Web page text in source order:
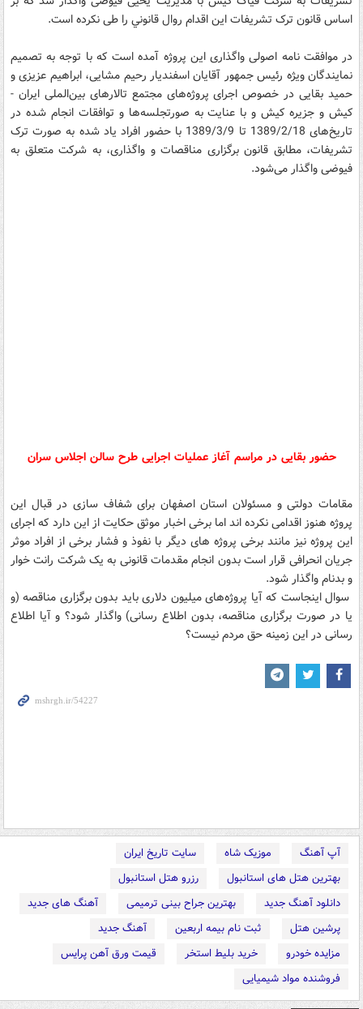
اساس قانون ترک تشريفات اين اقدام روال قانوني را طی نكرده است.
در موافقت نامه اصولی واگذاری این پروژه آمده است که با توجه به تصمیم
نمایندگان ویژه رئیس جمهور آقایان اسفندیار رحیم مشایی، ابراهیم عزیزی و
حمید بقایی در خصوص اجرای پروژه‌های مجتمع تالارهای بین‌الملی ایران -
كیش و جزیره كیش و با عنایت به صورتجلسه‌ها و توافقات انجام شده در
تاریخ‌های 1389/2/18 تا 1389/3/9 با حضور افراد یاد شده به صورت ترک
تشریفات، مطابق قانون برگزاری مناقصات و واگذاری، به شرکت متعلق به
فیوضی واگذار می‌شود.
حضور بقایی در مراسم آغاز عملیات اجرایی طرح سالن اجلاس سران
مقامات دولتی و مسئولان استان اصفهان برای شفاف سازی در قبال این
پروژه هنوز اقدامی نکرده اند اما برخی اخبار موثق حکایت از این دارد که اجرای
این پروژه نیز مانند برخی پروژه های دیگر با نفوذ و فشار برخی از افراد موثر
جریان انحرافی قرار است بدون انجام مقدمات قانونی به یک شرکت رانت خوار
و بدنام واگذار شود.
سوال اینجاست که آیا پروژه‌های میلیون دلاری باید بدون برگزاری مناقصه (و
یا در صورت برگزاری مناقصه، بدون اطلاع رسانی) واگذار شود؟ و آیا اطلاع
رسانی در این زمینه حق مردم نیست؟
آپ آهنگ موزیک شاه
سایت تاریخ ایران
بهترین هتل های استانبول
رزرو هتل استانبول
دانلود آهنگ جدید
بهترین جراح بینی ترمیمی
آهنگ های جدید
پرشین هتل
ثبت نام بیمه اربعین
آهنگ جدید
مزایده خودرو
خرید بلیط استخر
قیمت ورق آهن پرایس
فروشنده مواد شیمیایی